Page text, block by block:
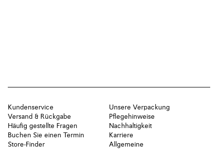
Kundenservice
Versand & Rückgabe
Häufig gestellte Fragen
Buchen Sie einen Termin
Store-Finder
Unsere Verpackung
Pflegehinweise
Nachhaltigkeit
Karriere
Allgemeine